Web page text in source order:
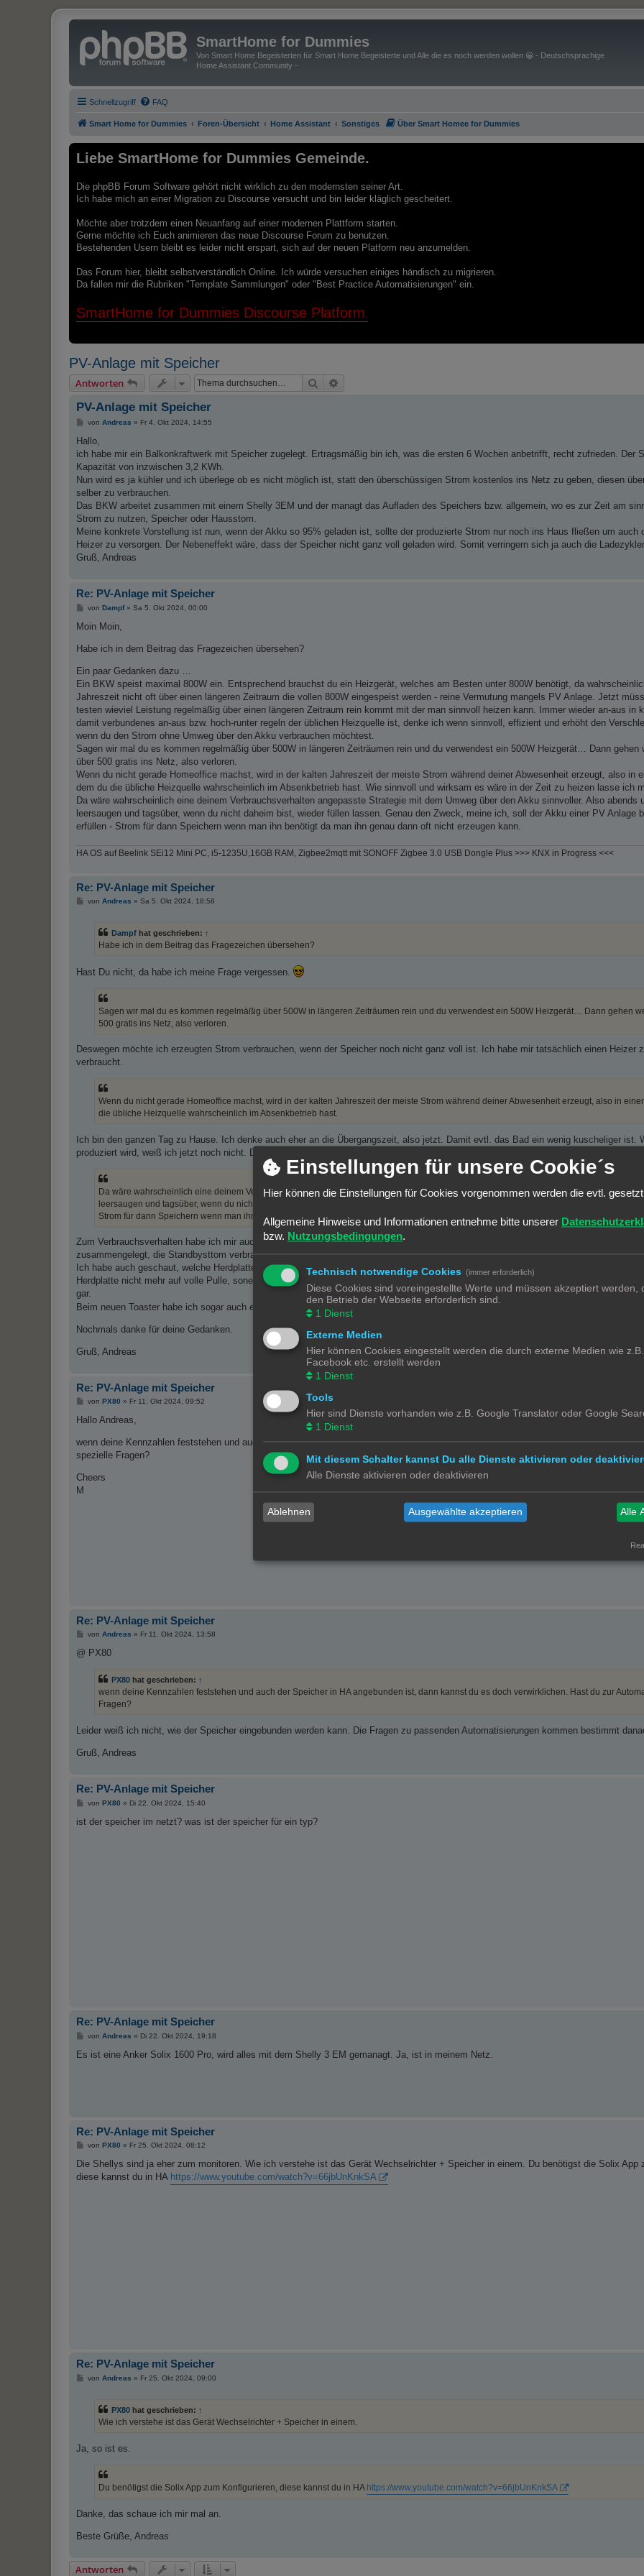
SmartHome for Dummies
Von Smart Home Begeisterten für Smart Home Begeisterte und Alle die es noch werden wollen 😀 - Deutschsprachige
Home Assistant Community -
Schnellzugriff FAQ
Smart Home for Dummies Foren-Übersicht Home Assistant Sonstiges Über Smart Homee for Dummies
Liebe SmartHome for Dummies Gemeinde.
Die phpBB Forum Software gehört nicht wirklich zu den modernsten seiner Art.
Ich habe mich an einer Migration zu Discourse versucht und bin leider kläglich gescheitert.
Möchte aber trotzdem einen Neuanfang auf einer modernen Plattform starten.
Gerne möchte ich Euch animieren das neue Discourse Forum zu benutzen.
Bestehenden Usern bleibt es leider nicht erspart, sich auf der neuen Platform neu anzumelden.
Das Forum hier, bleibt selbstverständlich Online. Ich würde versuchen einiges händisch zu migrieren.
Da fallen mir die Rubriken "Template Sammlungen" oder "Best Practice Automatisierungen" ein.
SmartHome for Dummies Discourse Platform.
PV-Anlage mit Speicher
Antworten Suche
PV-Anlage mit Speicher
B
i
r
a
g
von Andreas » Fr 4. Okt 2024, 14:55
Hallo,
ich habe mir ein Balkonkraftwerk mit Speicher zugelegt. Ertragsmäßig bin ich, was die ersten 6 Wochen anbetrifft, recht zufrieden. Der
Kapazität von inzwischen 3,2 KWh.
Nun wird es ja kühler und ich überlege ob es nicht möglich ist, statt den überschüssigen Strom kostenlos ins Netz zu geben, diesen
selber zu verbrauchen.
Das BKW arbeitet zusammen mit einem Shelly 3EM und der managt das Aufladen des Speichers bzw. allgemein, wo es zur Zeit am
Strom zu nutzen, Speicher oder Hausstom.
Meine konkrete Vorstellung ist nun, wenn der Akku so 95% geladen ist, sollte der produzierte Strom nur noch ins Haus fließen um auch
Heizer zu versorgen. Der Nebeneffekt wäre, dass der Speicher nicht ganz voll geladen wird. Somit verringern sich ja auch die
Gruß, Andreas
Re: PV-Anlage mit Speicher
B
i
a
von Dampf» Sa 5. Okt 2024, 00:00
Moin Moin,
Habe ich in dem Beitrag das Fragezeichen übersehen?
Ein paar Gedanken dazu …
Ein BKW speist maximal 800W ein. Entsprechend brauchst du ein Heizgerät, welches am Besten unter 800W benötigt, da
Jahreszeit nicht oft über einen längeren Zeitraum die vollen 800W eingespeist werden - reine Vermutung mangels PV Anlage. Jetzt
testen wieviel Leistung regelmäßig über einen längeren Zeitraum rein kommt mit der man sinnvoll heizen kann. Immer wieder an-aus in
damit verbundenes an-aus bzw. hoch-runter regeln der üblichen Heizquelle ist, denke ich wenn sinnvoll, effizient und erhöht den
wenn du den Strom ohne Umweg über den Akku verbrauchen möchtest.
Sagen wir mal du es kommen regelmäßig über 500W in längeren Zeiträumen rein und du verwendest ein 500W Heizgerät… Dann gehen
über 500 gratis ins Netz, also verloren.
Wenn du nicht gerade Homeoffice machst, wird in der kalten Jahreszeit der meiste Strom während deiner Abwesenheit erzeugt, also in
dem du die übliche Heizquelle wahrscheinlich im Absenkbetrieb hast. Wie sinnvoll und wirksam es wäre in der Zeit zu heizen lasse ich
Da wäre wahrscheinlich eine deinem Verbrauchsverhalten angepasste Strategie mit dem Umweg über den Akku sinnvoller. Also abends
leersaugen und tagsüber, wenn du nicht daheim bist, wieder füllen lassen. Genau den Zweck, meine ich, soll der Akku einer PV Anlage
erfüllen - Strom für dann Speichern wenn man ihn benötigt da man ihn genau dann oft nicht erzeugen kann.
HA OS auf Beelink SEi12 Mini PC, i5-1235U,16GB RAM, Zigbee2mqtt mit SONOFF Zigbee 3.0 USB Dongle Plus >>> KNX in Progress <<<
Re: PV-Anlage mit Speicher
Bvon Andreas » Sa 5. Okt 2024, 18:58
Dampf hat geschrieben: ↑
Habe ich in dem Beitrag das Fragezeichen übersehen?
Hast Du nicht, da habe ich meine Frage vergessen.
Sagen wir mal du es kommen regelmäßig über 500W in längeren Zeiträumen rein und du verwendest ein 500W Heizgerät… Dann gehen
500 gratis ins Netz, also verloren.
Deswegen möchte ich erzeugten Strom verbrauchen, wenn der Speicher noch nicht ganz voll ist. Ich habe mir tatsächlich einen Heizer
verbraucht.
Wenn du nicht gerade Homeoffice machst, wird in der kalten Jahreszeit der meiste Strom während deiner Abwesenheit erzeugt, also in
die übliche Heizquelle wahrscheinlich im Absenkbetrieb hast.
Ich bin den ganzen Tag zu Hause. Ich denke auch eher an die Übergangszeit, also jetzt. Damit evtl. das Bad ein wenig kuscheliger ist.
produziert wird, weiß ich jetzt noch nicht. Da glaube ich eh auch, dass garnicht so viel produziert wird.
Da wäre wahrscheinlich eine deinem Verbrauchsverhalten angepasste Strategie mit dem Umweg über den Akku sinnvoller. Also abends und
leersaugen und tagsüber, wenn du nicht daheim bist, wieder füllen lassen. Genau den Zweck, meine ich, soll der Akku einer PV Anlage
Strom für dann Speichern wenn man ihn benötigt da man ihn genau dann oft nicht erzeugen kann.
Zum Verbrauchsverhalten habe ich mir auch schon Gedanken gemacht. Da ich ein eigenes Haus habe und Elektromonteur war, habe
zusammengelegt, die Standbysttom verbrauchen.
Ich habe auch geschaut, welche Herdplatte suf welcher Phase liegt. So nutze ich am meisten die, die im Stromkreis des BKW liegt.
Herdplatte nicht mehr auf volle Pulle, sonern eine Stufe niedriger, wo 780 Watt verbraucht werden. Dauert dann zwar 2 Minuten länger,
gar.
Beim neuen Toaster habe ich sogar auch einen, der nur 800 Watt verbraucht.
Nochmals danke für deine Gedanken.
Gruß, Andreas
Re: PV-Anlage mit Speicher
B
i
a
g
von PX80 » Fr 11. Okt 2024, 09:52
Hallo Andreas,
wenn deine Kennzahlen feststehen und auch der Speicher in HA angebunden ist, dann kannst du es doch verwirklichen. Hast du zur
spezielle Fragen?
Cheers
M
Re: PV-Anlage mit Speicher
B
i
von Andreas » Fr 11. Okt 2024, 13:58
@ PX80
PX80 hat geschrieben: ↑
wenn deine Kennzahlen feststehen und auch der Speicher in HA angebunden ist, dann kannst du es doch verwirklichen. Hast du zur
Fragen?
Leider weiß ich nicht, wie der Speicher eingebunden werden kann. Die Fragen zu passenden Automatisierungen kommen bestimmt
Gruß, Andreas
Re: PV-Anlage mit Speicher
B
i
von PX80 » Di 22. Okt 2024, 15:40
ist der speicher im netzt? was ist der speicher für ein typ?
Re: PV-Anlage mit Speicher
B
i
von Andreas » Di 22. Okt 2024, 19:18
Es ist eine Anker Solix 1600 Pro, wird alles mit dem Shelly 3 EM gemanagt. Ja, ist in meinem Netz.
Re: PV-Anlage mit Speicher
B
i
r
von PX80 » Fr 25. Okt 2024, 08:12
Die Shellys sind ja eher zum monitoren. Wie ich verstehe ist das Gerät Wechselrichter + Speicher in einem. Du benötigst die Solix App
diese kannst du in HA https://www.youtube.com/watch?v=66jbUnKnkSA
Re: PV-Anlage mit Speicher
Bvon Andreas » Fr 25. Okt 2024, 09:00
PX80 hat geschrieben: ↑
Wie ich verstehe ist das Gerät Wechselrichter + Speicher in einem.
Ja, so ist es.
Du benötigst die Solix App zum Konfigurieren, diese kannst du in HA https://www.youtube.com/watch?v=66jbUnKnkSA
Danke, das schaue ich mir mal an.
Beste Grüße, Andreas
Antworten
Einstellungen für unsere Cookie´s
Hier können die Einstellungen für Cookies vorgenommen werden die evtl.
Allgemeine Hinweise und Informationen entnehme bitte unserer
bzw. Nutzungsbedingungen.
Technisch notwendige Cookies (immer erforderlich)
Diese Cookies sind voreingestellte Werte und müssen akzeptiert werden,
den Betrieb der Webseite erforderlich sind.
1 Dienst
Externe Medien
Hier können Cookies eingestellt werden die durch externe Medien wie
Facebook etc. erstellt werden
1 Dienst
Tools
Hier sind Dienste vorhanden wie z.B. Google Translator oder Google
1 Dienst
Mit diesem Schalter kannst Du alle Dienste aktivieren oder
Alle Dienste aktivieren oder deaktivieren
Ablehnen Ausgewählte akzeptieren Alle